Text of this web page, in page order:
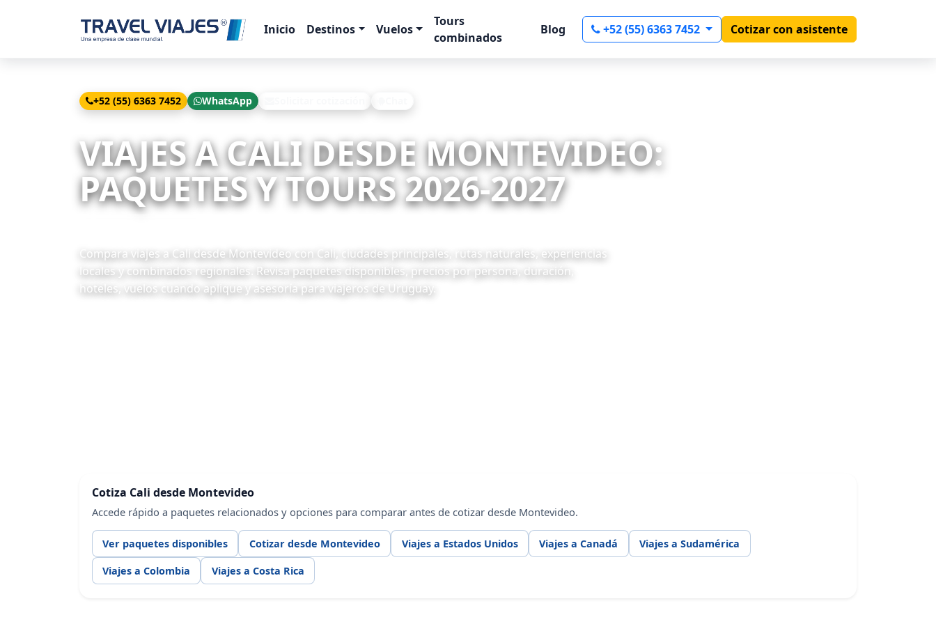
Inicio Destinos Vuelos
Tours
combinados
Blog +52 (55) 6363 7452 Cotizar con asistente
+52 (55) 6363 7452 WhatsApp
VIAJES A CALI DESDE MONTEVIDEO:
PAQUETES Y TOURS 2026-2027
Compara viajes a Cali desde Montevideo con Cali, ciudades principales, rutas naturales, experiencias
locales y combinados regionales. Revisa paquetes disponibles, precios por persona, duración,
hoteles, vuelos cuando aplique y asesoría para viajeros de Uruguay.
Cotiza Cali desde Montevideo
Accede rápido a paquetes relacionados y opciones para comparar antes de cotizar desde Montevideo.
Ver paquetes disponibles Cotizar desde Montevideo Viajes a Estados Unidos Viajes a Canadá Viajes a Sudamérica
Viajes a Colombia Viajes a Costa Rica